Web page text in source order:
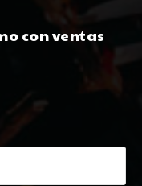
con ventas